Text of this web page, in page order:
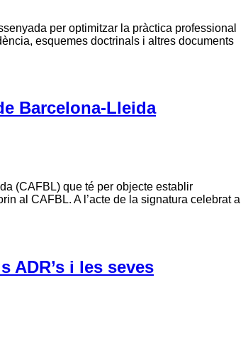
per optimitzar la pràctica professional
esquemes doctrinals i altres documents
Barcelona-Lleida
(CAFBL) que té per objecte establir
al CAFBL. A l’acte de la signatura celebrat a
ADR’s i les seves